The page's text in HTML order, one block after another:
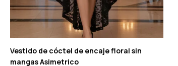
Vestido de cóctel de encaje floral sin
mangas Asimetrico